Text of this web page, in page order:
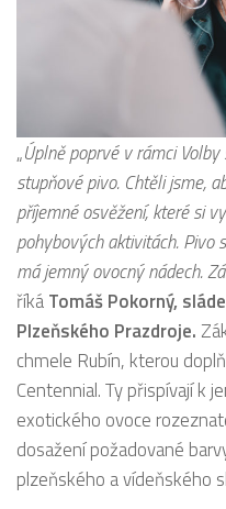
„Úplně poprvé v rámci
stupňové pivo. Chtěli jsme,
příjemné osvěžení, které si
pohybových aktivitách. Pivo
má jemný ovocný nádech.
říkáTomáš Pokorný,
Plzeňského Prazdroje.
chmele Rubín, kterou
Centennial. Ty přispívají k
exotického ovoce
dosažení požadované
plzeňského a vídeňského